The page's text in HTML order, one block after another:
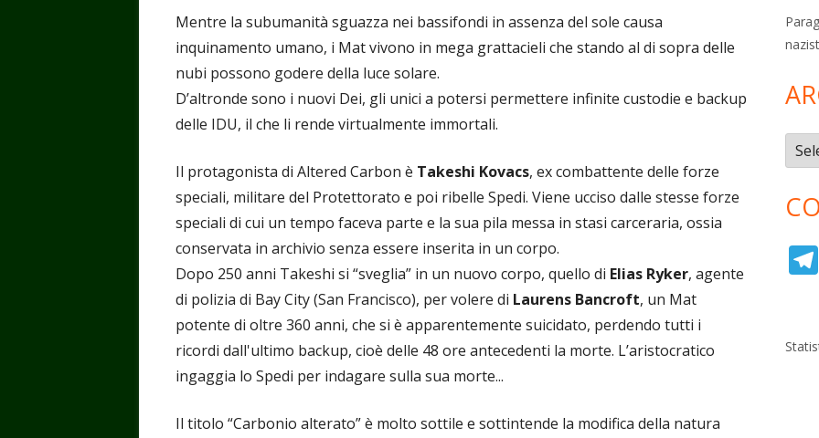
Mentre la subumanità sguazza nei bassifondi in assenza del sole causa
inquinamento umano, i Mat vivono in mega grattacieli che stando al di sopra delle
nubi possono godere della luce solare.
D’altronde sono i nuovi Dei, gli unici a potersi permettere infinite custodie e backup
delle IDU, il che li rende virtualmente immortali.
Il protagonista di Altered Carbon è Takeshi Kovacs, ex combattente delle forze
speciali, militare del Protettorato e poi ribelle Spedi. Viene ucciso dalle stesse forze
speciali di cui un tempo faceva parte e la sua pila messa in stasi carceraria, ossia
conservata in archivio senza essere inserita in un corpo.
Dopo 250 anni Takeshi si “sveglia” in un nuovo corpo, quello di Elias Ryker, agente
di polizia di Bay City (San Francisco), per volere di Laurens Bancroft, un Mat
potente di oltre 360 anni, che si è apparentemente suicidato, perdendo tutti i
ricordi dall'ultimo backup, cioè delle 48 ore antecedenti la morte. L’aristocratico
ingaggia lo Spedi per indagare sulla sua morte...
Il titolo “Carbonio alterato” è molto sottile e sottintende la modifica della natura